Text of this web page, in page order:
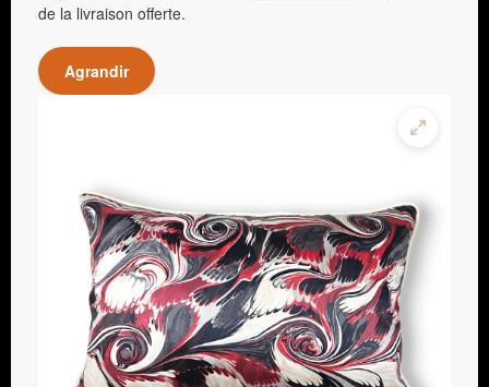
de la livraison offerte.
Agrandir